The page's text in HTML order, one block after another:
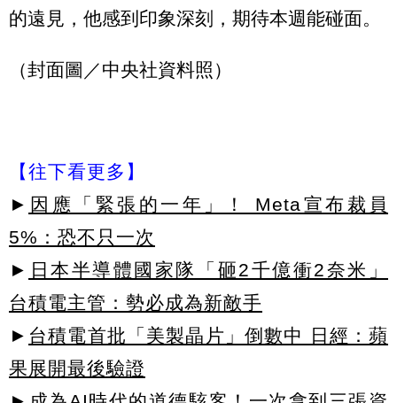
的遠見，他感到印象深刻，期待本週能碰面。
（封面圖／中央社資料照）
【往下看更多】
► 因應「緊張的一年」！ Meta宣布裁員
5%：恐不只一次
► 日本半導體國家隊「砸2千億衝2奈米」
台積電主管：勢必成為新敵手
► 台積電首批「美製晶片」倒數中 日經：蘋
果展開最後驗證